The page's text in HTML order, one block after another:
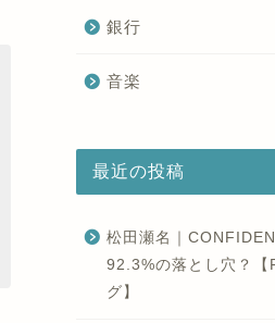
銀行
音楽
最近の投稿
松田瀬名｜
92.3%の落とし穴？【
グ】